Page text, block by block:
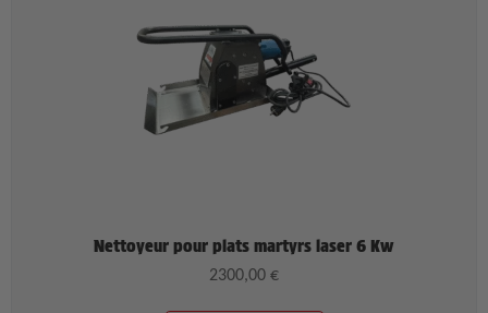
Nettoyeur pour plats martyrs laser 6 Kw
2300,00 €